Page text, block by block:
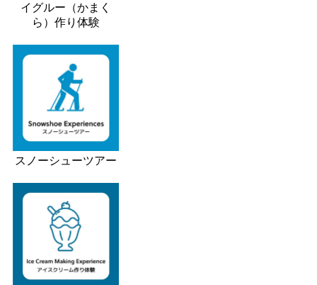
イグルー（かまく
ら）作り体験
スノーシューツアー